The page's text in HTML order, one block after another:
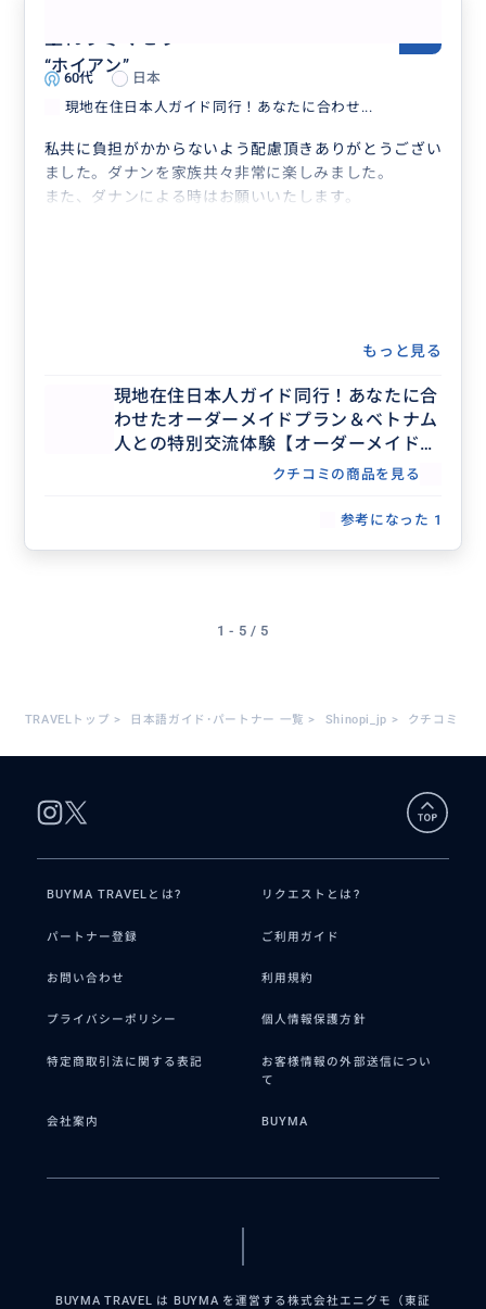
“ホイアン”
60代
日本
現地在住日本人ガイド同行！あなたに合わせ...
私共に負担がかからないよう配慮頂きありがとうござい
ました。ダナンを家族共々非常に楽しみました。
また、ダナンによる時はお願いいたします。
もっと見る
現地在住日本人ガイド同行！あなたに合
わせたオーダーメイドプラン＆ベトナム
人との特別交流体験【オーダーメイドツ
クチコミの商品を見る
参考になった 1
1 - 5 / 5
TRAVELトップ > 日本語ガイド･パートナー 一覧 > Shinopi_jp > クチコミ
BUYMA TRAVELとは? リクエストとは?
パートナー登録 ご利用ガイド
お問い合わせ 利用規約
プライバシーポリシー 個人情報保護方針
特定商取引法に関する表記
お客様情報の外部送信につい
て
会社案内 BUYMA
BUYMA TRAVEL は BUYMA を運営する株式会社エニグモ（東証